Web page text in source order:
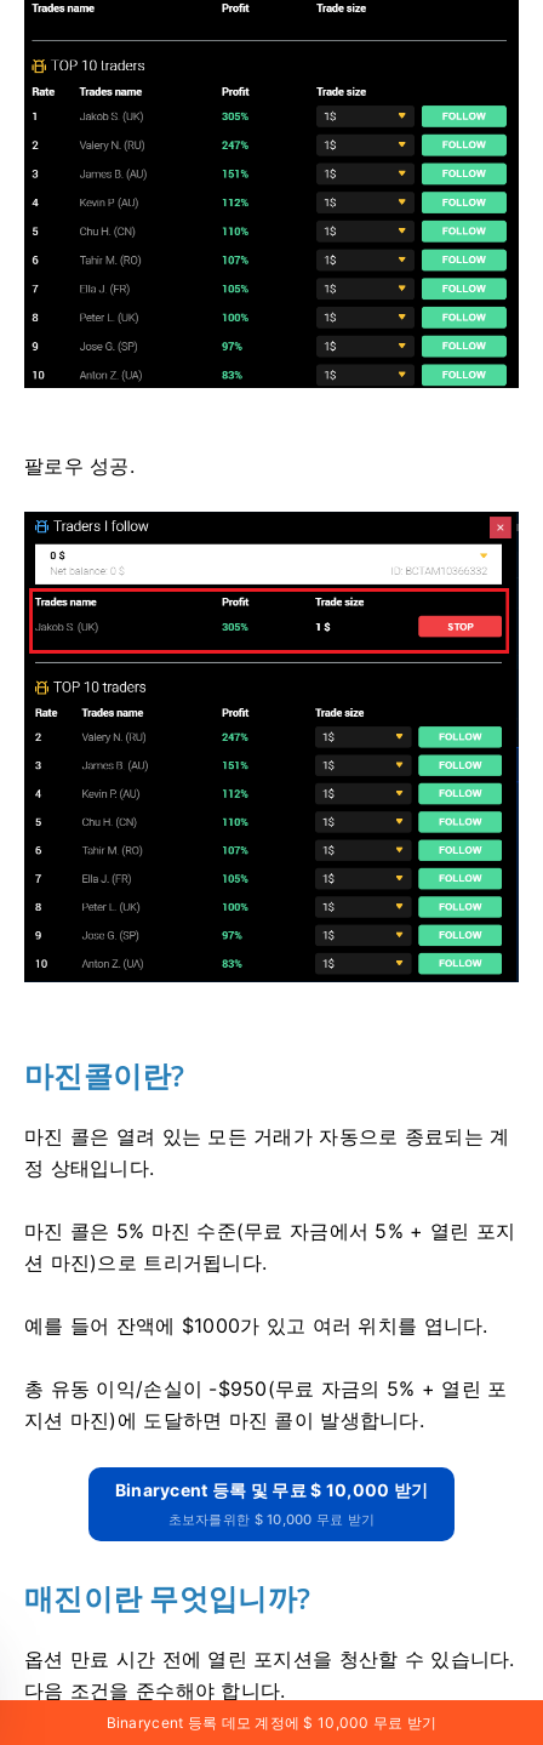
팔로우 성공.
마진콜이란?
마진 콜은 열려 있는 모든 거래가 자동으로 종료되는 계
정 상태입니다.
마진 콜은 5% 마진 수준(무료 자금에서 5% + 열린 포지
션 마진)으로 트리거됩니다.
예를 들어 잔액에 $1000가 있고 여러 위치를 엽니다.
총 유동 이익/손실이 -$950(무료 자금의 5% + 열린 포
지션 마진)에 도달하면 마진 콜이 발생합니다.
Binarycent 등록 및 무료 $ 10,000 받기
초보자를위한 $ 10,000 무료 받기
매진이란 무엇입니까?
옵션 만료 시간 전에 열린 포지션을 청산할 수 있습니다.
다음 조건을 준수해야 합니다.
Binarycent 등록 데모 계정에 $ 10,000 무료 받기